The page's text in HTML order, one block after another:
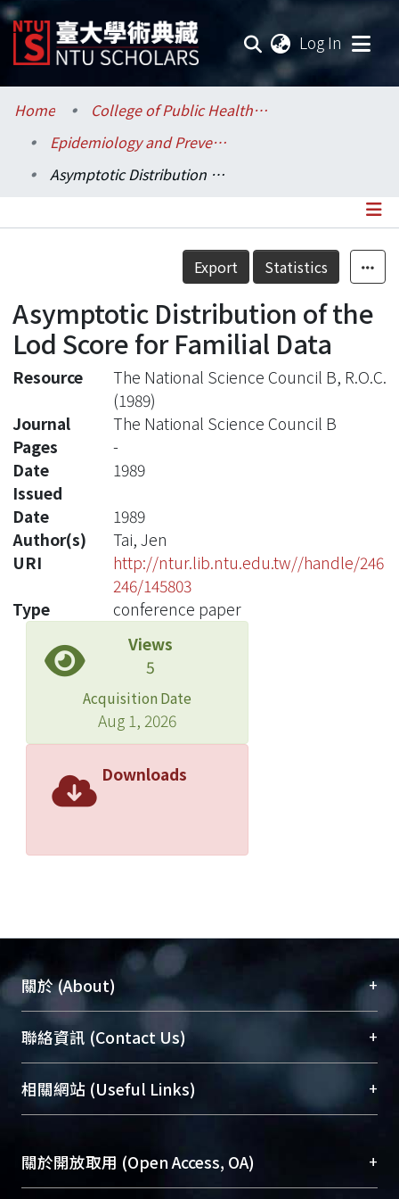
Log In
Communities & Collections
Research Outputs
Statistics
Home
College of Public Health / 公共衛生學院
Epidemiology and Preventive Medicine / 流行病學與預防醫學研究所
Asymptotic Distribution of the Lod Score for Familial Data
Details
Export Statistics
Asymptotic Distribution of the
Lod Score for Familial Data
Resource
The National Science Council B, R.O.C.
(1989)
Journal
The National Science Council B
Pages
-
Date
Issued
1989
Date
1989
Author(s)
Tai, Jen
URI
http://ntur.lib.ntu.edu.tw//handle/246
246/145803
Type
conference paper
Views
5
Acquisition Date
Aug 1, 2026
Downloads
關於 (About) +
臺大位居世界頂尖大學之列，為永久珍藏及向國際
展現本校豐碩的研究成果及學術能量，圖書館整合
機構典藏（NTUR）與學術庫（AH）不同功能平
台，成為臺大學術典藏NTU scholars。期能整合研
成果。
To permanently archive and promote researcher
聯絡資訊 (Contact Us) +
總館學科館員(Main Library)
醫學圖書館學科館員(Medical Library)
Sciences Library)
相關網站 (Useful Links) +
關於開放取用 (Open Access, OA) +